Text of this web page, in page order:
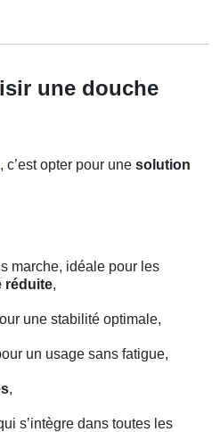
une douche
, c’est opter pour une solution
marche, idéale pour les
réduite,
une stabilité optimale,
un usage sans fatigue,
,
s’intègre dans toutes les